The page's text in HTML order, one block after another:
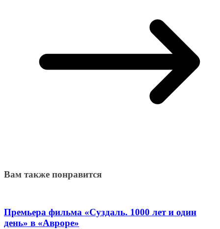
Вам также понравится
Премьера фильма «Суздаль. 1000 лет и один
день» в «Авроре»